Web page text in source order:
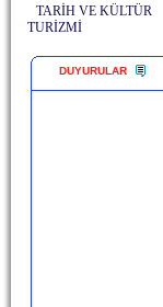
TARİH VE KÜLTÜR
TURİZMİ
DUYURULAR